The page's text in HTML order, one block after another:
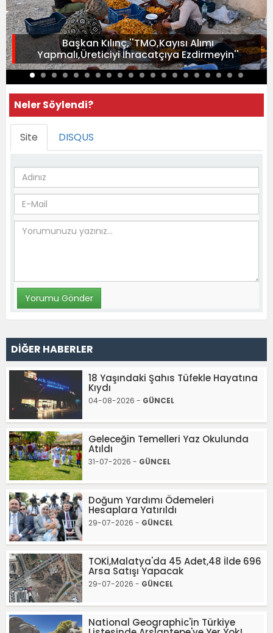
Başkan Kılınç,''TMO,Kayısı Alımı
Yapmalı,Üreticiyi İhracatçıya Ezdirmeyin''
Neler Söylendi?
Site DISQUS
DİĞER HABERLER
18 Yaşındaki Şahıs Tüfekle Hayatına
Kıydı
04-08-2026 - GÜNCEL
Geleceğin Temelleri Yaz Okulunda
Atıldı
31-07-2026 - GÜNCEL
Doğum Yardımı Ödemeleri
Hesaplara Yatırıldı
29-07-2026 - GÜNCEL
TOKİ,Malatya'da 45 Adet,48 İlde 696
Arsa Satışı Yapacak
29-07-2026 - GÜNCEL
National Geographic'in Türkiye